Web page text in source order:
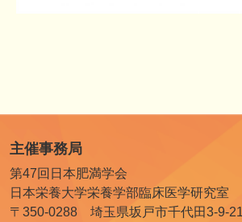
主催事務局
第47回日本肥満学会
日本栄養大学栄養学部臨床医学研究室
〒350-0288 埼玉県坂戸市千代田3-9-21